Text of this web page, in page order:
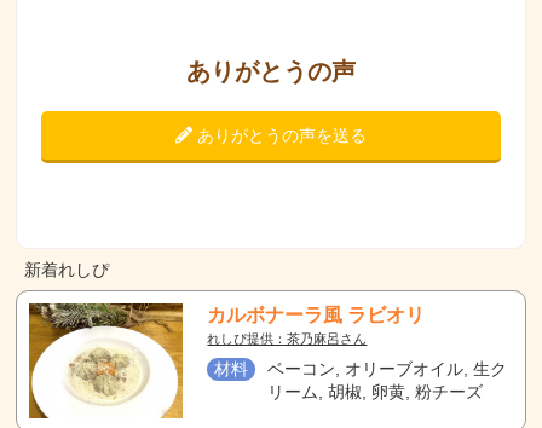
ありがとうの声
ありがとうの声を送る
新着れしぴ
カルボナーラ風 ラビオリ
れしぴ提供：茶乃麻呂さん
材料
ベーコン, オリーブオイル, 生ク
リーム, 胡椒, 卵黄, 粉チーズ